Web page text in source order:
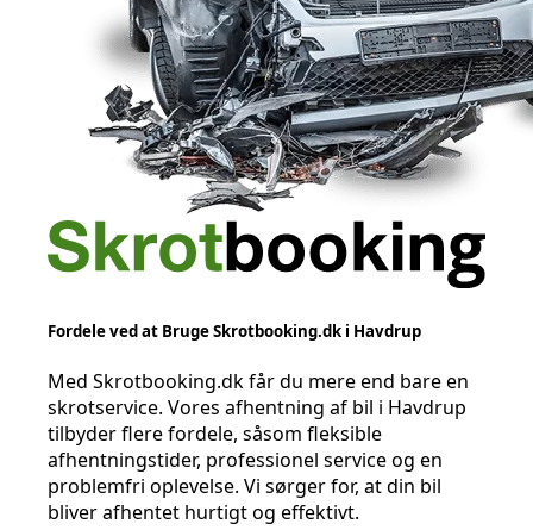
Fordele ved at Bruge Skrotbooking.dk i Havdrup
Med Skrotbooking.dk får du mere end bare en
skrotservice. Vores afhentning af bil i Havdrup
tilbyder flere fordele, såsom fleksible
afhentningstider, professionel service og en
problemfri oplevelse. Vi sørger for, at din bil
bliver afhentet hurtigt og effektivt.